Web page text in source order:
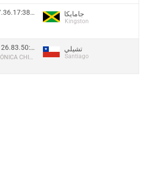
72.27.36.17:38372 جامايكا
Kingston
191.126.83.50:55630
TELEFÓNICA CHILE S.A.
تشيلي
Santiago